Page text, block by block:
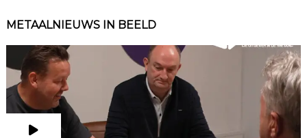
METAALNIEUWS IN BEELD